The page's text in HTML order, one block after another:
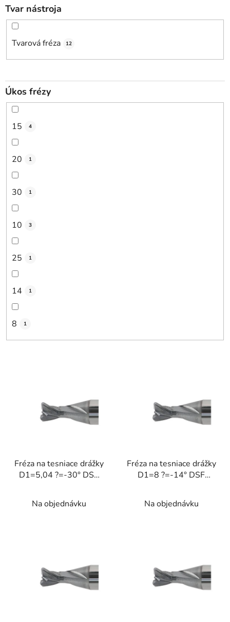
Tvar nástroja
Tvarová fréza 12
Úkos frézy
15 4
20 1
30 1
10 3
25 1
14 1
8 1
Fréza na tesniace drážky
D1=5,04 ?=-30° DSF
Na objednávku
Fréza na tesniace drážky
D1=8 ?=-14° DSF
Na objednávku